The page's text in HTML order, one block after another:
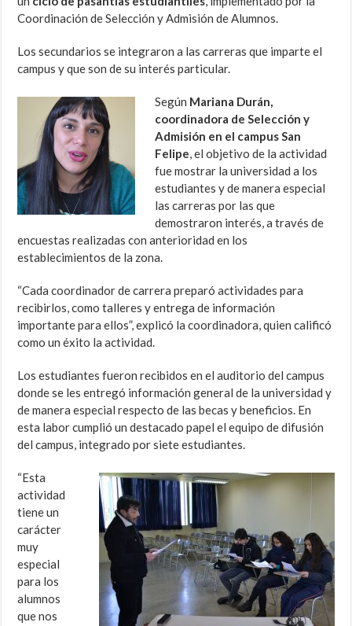
Coordinación de Selección y Admisión de Alumnos.
Los secundarios se integraron a las carreras que imparte el
campus y que son de su interés particular.
Según Mariana Durán,
coordinadora de Selección y
Admisión en el campus San
Felipe, el objetivo de la actividad
fue mostrar la universidad a los
estudiantes y de manera especial
las carreras por las que
demostraron interés, a través de
encuestas realizadas con anterioridad en los
establecimientos de la zona.
“Cada coordinador de carrera preparó actividades para
recibirlos, como talleres y entrega de información
importante para ellos”, explicó la coordinadora, quien calificó
como un éxito la actividad.
Los estudiantes fueron recibidos en el auditorio del campus
donde se les entregó información general de la universidad y
de manera especial respecto de las becas y beneficios. En
esta labor cumplió un destacado papel el equipo de difusión
del campus, integrado por siete estudiantes.
“Esta
actividad
tiene un
carácter
muy
especial
para los
alumnos
que nos